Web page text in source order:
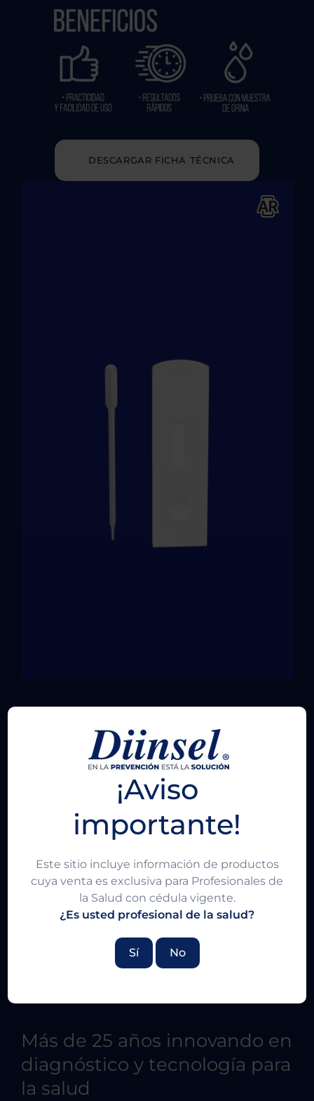
¡Aviso
importante!
Este sitio incluye información de productos
cuya venta es exclusiva para Profesionales de
la Salud con cédula vigente.
¿Es usted profesional de la salud?
Sí No
DESCARGAR FICHA TÉCNICA
Más de 25 años innovando en
diagnóstico y tecnología para
la salud